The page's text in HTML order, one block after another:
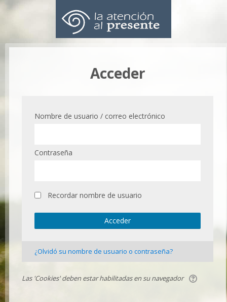
Acceder
Nombre de usuario / correo electrónico
Contraseña
Recordar nombre de usuario
¿Olvidó su nombre de usuario o contraseña?
Las 'Cookies' deben estar habilitadas en su navegador